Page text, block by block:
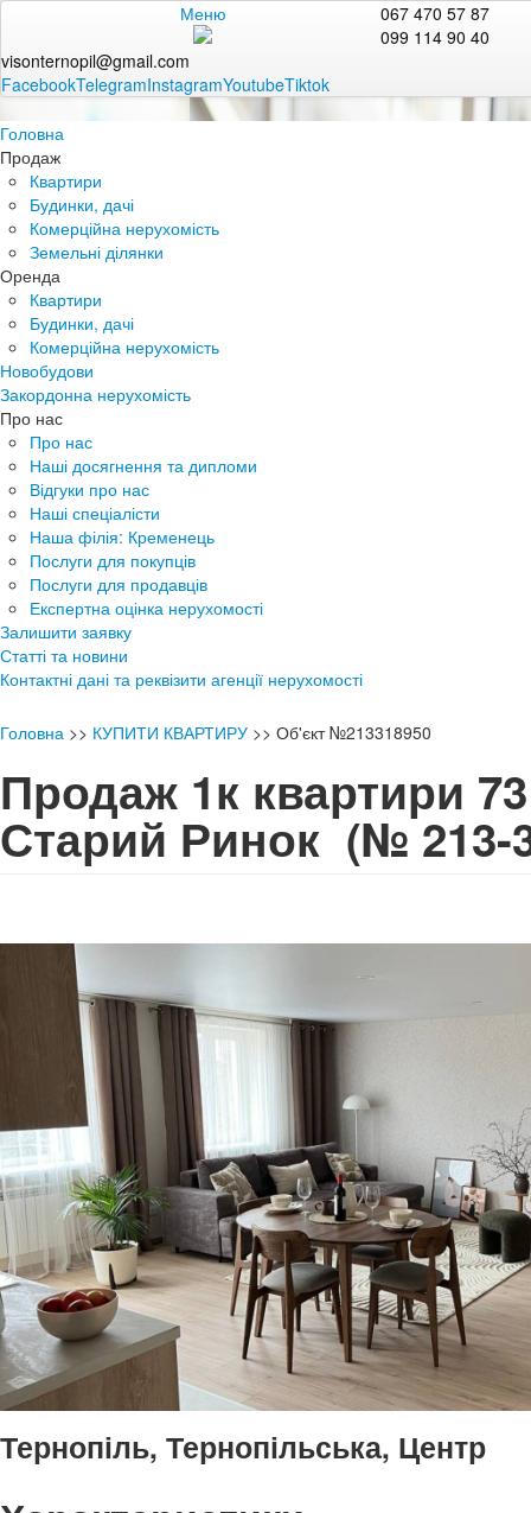
Меню
067 470 57 87
099 114 90 40
visonternopil@gmail.com
FacebookTelegramInstagramYoutubeTiktok
Головна
Продаж
Квартири
Будинки, дачі
Комерційна нерухомість
Земельні ділянки
Оренда
Квартири
Будинки, дачі
Комерційна нерухомість
Новобудови
Закордонна нерухомість
Про нас
Про нас
Наші досягнення та дипломи
Відгуки про нас
Наші спеціалісти
Наша філія: Кременець
Послуги для покупців
Послуги для продавців
Експертна оцінка нерухомості
Залишити заявку
Статті та новини
Контактні дані та реквізити агенції нерухомості
Головна >> КУПИТИ КВАРТИРУ >> Об'єкт №213318950
Продаж 1к квартири
Старий Ринок(№ 213-
Тернопіль, Тернопільська, Центр